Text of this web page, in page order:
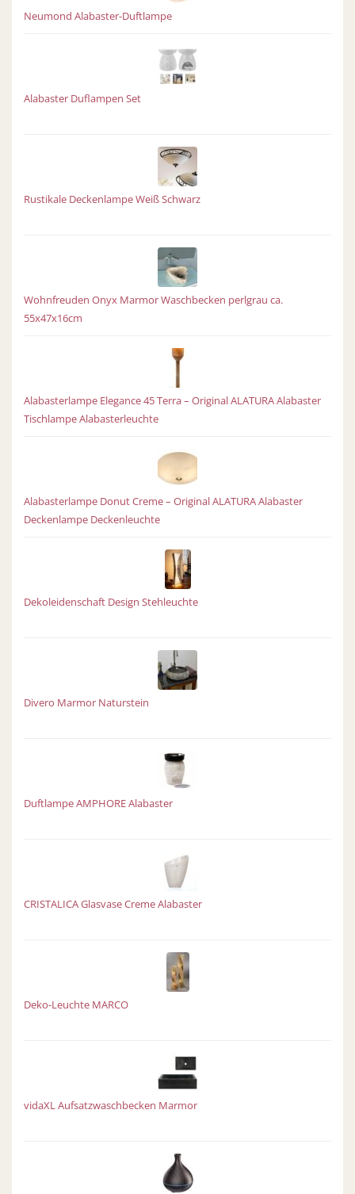
Neumond Alabaster-Duftlampe
Alabaster Duflampen Set
Rustikale Deckenlampe Weiß Schwarz
Wohnfreuden Onyx Marmor Waschbecken perlgrau ca.
55x47x16cm
Alabasterlampe Elegance 45 Terra – Original ALATURA Alabaster
Tischlampe Alabasterleuchte
Alabasterlampe Donut Creme – Original ALATURA Alabaster
Deckenlampe Deckenleuchte
Dekoleidenschaft Design Stehleuchte
Divero Marmor Naturstein
Duftlampe AMPHORE Alabaster
CRISTALICA Glasvase Creme Alabaster
Deko-Leuchte MARCO
vidaXL Aufsatzwaschbecken Marmor